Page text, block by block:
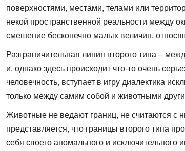
поверхностями, местами, телами или
некой пространственной реальности между
смешение бесконечно малых величин,
Разграничительная линия второго типа –
и, однако здесь происходит что-то очень
человечность, вступает в игру диалектика
только между самим собой и животными
Животные не ведают границ, не считаются с
представляется, что границы второго типа
себя своего аномального и исключительного